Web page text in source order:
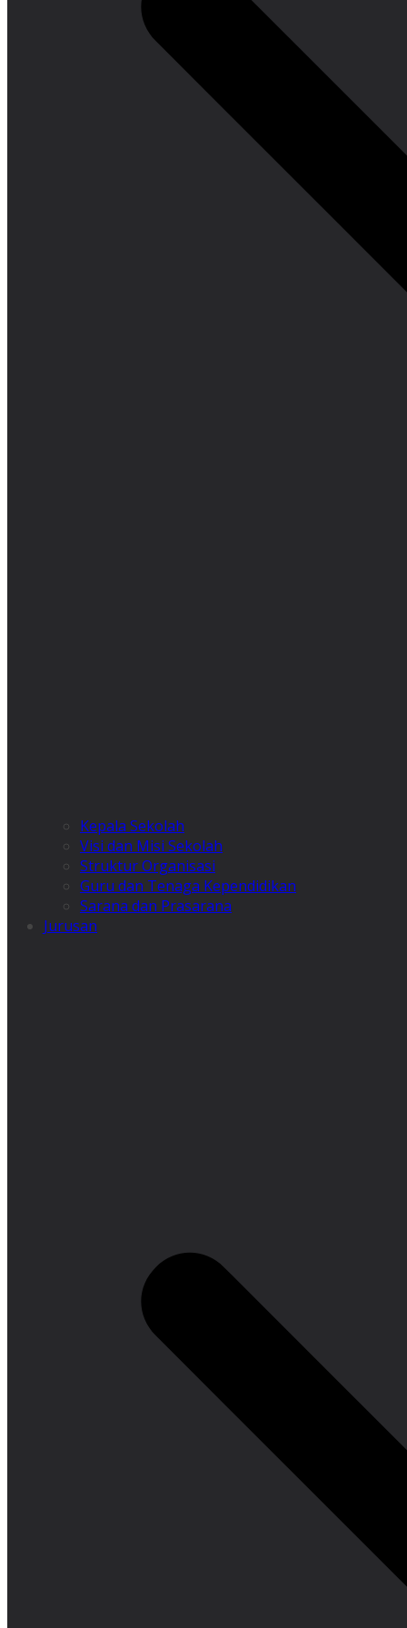
Kepala Sekolah
Visi dan Misi Sekolah
Struktur Organisasi
Guru dan Tenaga Kependidikan
Sarana dan Prasarana
Jurusan